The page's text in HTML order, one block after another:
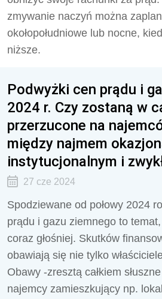
zmywanie naczyń można
okołopołudniowe lub nocne,
niższe.
Podwyżki cen prądu i
2024 r. Czy zostaną w
przerzucone na
między najmem
instytucjonalnym i
27 cze 2024
Spodziewane od połowy 2024
prądu i gazu ziemnego to
coraz głośniej. Skutków
obawiają się nie tylko
Obawy -zresztą całkiem
najemcy zamieszkujący np.